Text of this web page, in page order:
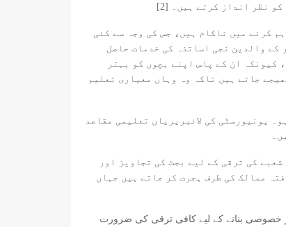
نظر انداز کرتے ہیں۔ [2]
کرنے میں ناکام ہیں، جس کی وجہ سے کئی
کے پیش نظر، امیر پس منظر کے والدین نجی اساتذہ کی خدمات حاصل
کیونکہ ان کے پاس اپنے بچوں کو بہتر
جاتے ہیں تاکہ وہ وہاں معیاری تعلیم
یونیورسٹی کی لائبریریاں تعلیمی مقاصد
کی ترقی کے لیے بجٹ کی تجاویز اور
ممالک کی طرف ہجرت کر جاتے ہیں جہاں
خصوصی بنانے کے لیے کافی ترقی کی ضرورت